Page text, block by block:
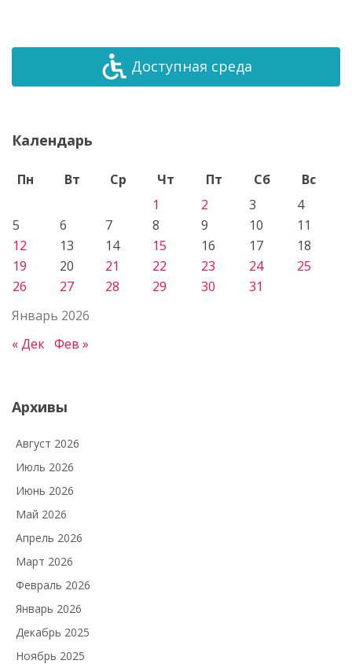
Доступная среда
Календарь
Январь 2026
Пн Вт Ср Чт Пт Сб
Вс
1
2 3
4
5
6 7 8 9 10
11
12
13 14 15 16 17
18
19
20 21 22 23 24
25
26
27 28 29 30 31
« Дек Фев »
Архивы
Август 2026
Июль 2026
Июнь 2026
Май 2026
Апрель 2026
Март 2026
Февраль 2026
Январь 2026
Декабрь 2025
Ноябрь 2025